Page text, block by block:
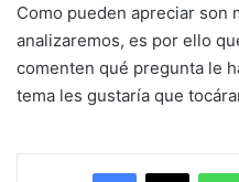
Como pueden apreciar son
analizaremos, es por ello
comenten qué pregunta le
tema les gustaría que
Facebook
X